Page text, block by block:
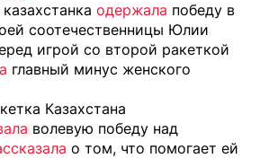
одержала победу в
соотечественницы Юлии
игрой со второй ракеткой
главный минус женского
Казахстана
волевую победу над
о том, что помогает ей